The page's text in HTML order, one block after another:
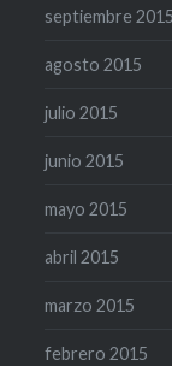
septiembre 2015
agosto 2015
julio 2015
junio 2015
mayo 2015
abril 2015
marzo 2015
febrero 2015